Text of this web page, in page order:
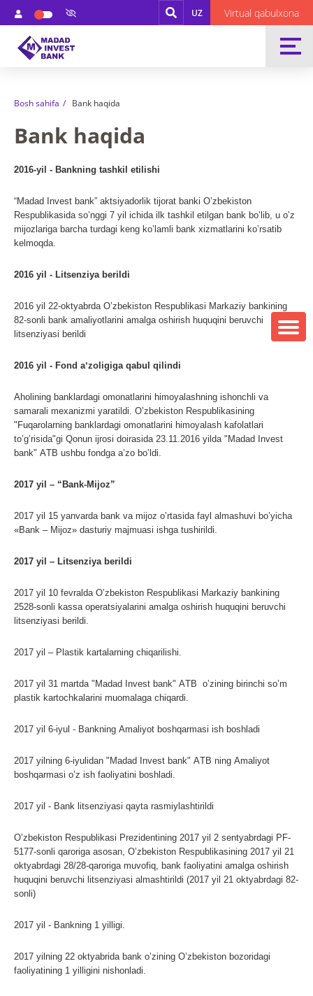
UZ Virtual qabulxona
Bosh sahifa Bank haqida
Bank haqida
2016-yil - Bankning tashkil etilishi
“Madad Invest bank” aktsiyadorlik tijorat banki Oʼzbekiston
Respublikasida soʼnggi 7 yil ichida ilk tashkil etilgan bank boʼlib, u oʼz
mijozlariga barcha turdagi keng koʼlamli bank xizmatlarini koʼrsatib
kelmoqda.
2016 yil - Litsenziya berildi
2016 yil 22-oktyabrda Oʼzbekiston Respublikasi Markaziy bankining
82-sonli bank amaliyotlarini amalga oshirish huquqini beruvchi
litsenziyasi berildi
2016 yil - Fond aʼzoligiga qabul qilindi
Аholining banklardagi omonatlarini himoyalashning ishonchli va
samarali mexanizmi yaratildi. Oʼzbekiston Respublikasining
"Fuqarolarning banklardagi omonatlarini himoyalash kafolatlari
toʼgʼrisida"gi Qonun ijrosi doirasida 23.11.2016 yilda "Madad Invest
bank" АTB ushbu fondga aʼzo boʼldi.
2017 yil – “Bank-Mijoz”
2017 yil 15 yanvarda bank va mijoz oʼrtasida fayl almashuvi boʼyicha
«Bank – Mijoz» dasturiy majmuasi ishga tushirildi.
2017 yil – Litsenziya berildi
2017 yil 10 fevralda Oʼzbekiston Respublikasi Markaziy bankining
2528-sonli kassa operatsiyalarini amalga oshirish huquqini beruvchi
litsenziyasi berildi.
2017 yil – Plastik kartalarning chiqarilishi.
2017 yil 31 martda "Madad Invest bank" АTB oʼzining birinchi soʼm
plastik kartochkalarini muomalaga chiqardi.
2017 yil 6-iyul - Bankning Аmaliyot boshqarmasi ish boshladi
2017 yilning 6-iyulidan "Madad Invest bank" АTB ning Аmaliyot
boshqarmasi oʼz ish faoliyatini boshladi.
2017 yil - Bank litsenziyasi qayta rasmiylashtirildi
Oʼzbekiston Respublikasi Prezidentining 2017 yil 2 sentyabrdagi PF-
5177-sonli qaroriga asosan, Oʼzbekiston Respublikasining 2017 yil 21
oktyabrdagi 28/28-qaroriga muvofiq, bank faoliyatini amalga oshirish
huquqini beruvchi litsenziyasi almashtirildi (2017 yil 21 oktyabrdagi 82-
sonli)
2017 yil - Bankning 1 yilligi.
2017 yilning 22 oktyabrida bank oʼzining Oʼzbekiston bozoridagi
faoliyatining 1 yilligini nishonladi.